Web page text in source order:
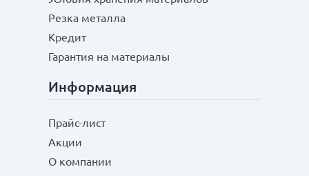
Резка металла
Кредит
Гарантия на материалы
Информация
Прайс-лист
Акции
О компании